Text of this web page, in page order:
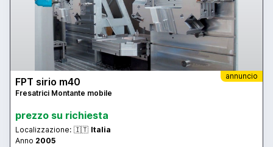
annuncio
FPT sirio m40
Fresatrici Montante mobile
prezzo su richiesta
Localizzazione: 🇮🇹 Italia
Anno 2005